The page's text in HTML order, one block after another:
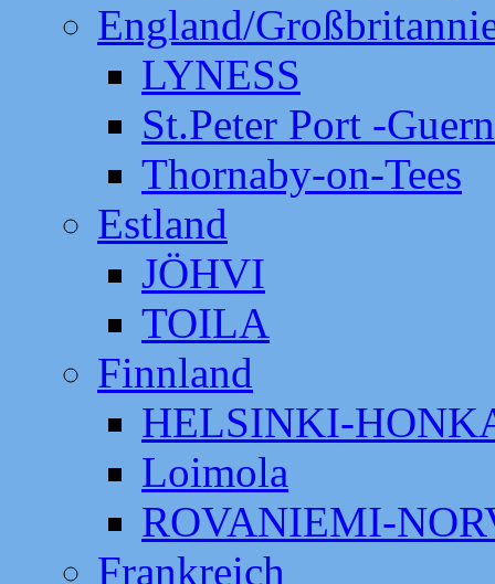
England/
LYNESS
St.Peter Port -
Thornaby-on-Tees
Estland
JÖHVI
TOILA
Finnland
HELSINKI-
Loimola
ROVANIEMI-
Frankreich